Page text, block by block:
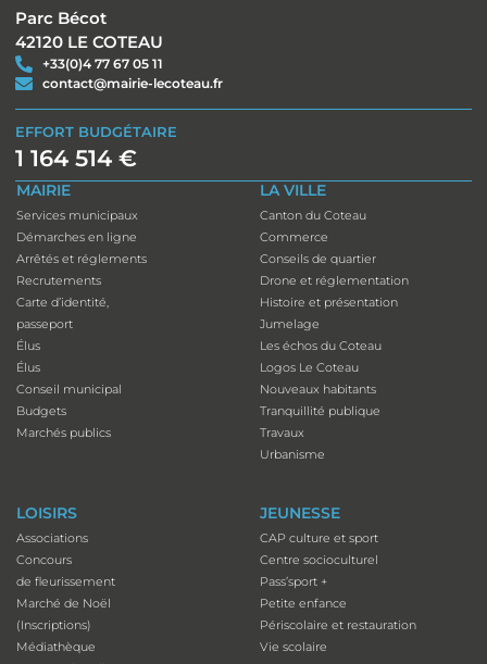
Parc Bécot
42120 LE COTEAU
+33(0)4 77 67 05 11
contact@mairie-lecoteau.fr
EFFORT BUDGÉTAIRE
1 164 514 €
MAIRIE
Services municipaux
Démarches en ligne
Arrêtés et réglements
Recrutements
Carte d’identité,
passeport
Élus
Élus
Conseil municipal
Budgets
Marchés publics
LA VILLE
Canton du Coteau
Commerce
Conseils de quartier
Drone et réglementation
Histoire et présentation
Jumelage
Les échos du Coteau
Logos Le Coteau
Nouveaux habitants
Tranquillité publique
Travaux
Urbanisme
LOISIRS
Associations
Concours
de fleurissement
Marché de Noël
(Inscriptions)
Médiathèque
JEUNESSE
CAP culture et sport
Centre socioculturel
Pass’sport +
Petite enfance
Périscolaire et restauration
Vie scolaire